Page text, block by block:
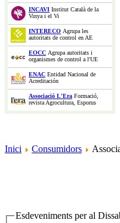
INCAVI Institut Català de la
Vinya i el Vi
INTERECO Agrupa les
autoritats de control en AE
EOCC Agrupa autoritats i
organismes de control a l'UE
ENAC Entidad Nacional de
Acreditación
Associació L'Era Formació,
revista Agrocultura, Esporus
Inici Consumidors
Esdeveniments per al